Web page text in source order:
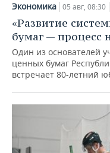
Экономика 05 авг, 08:30
«Развитие
бумаг —
Один из основателей
ценных бумаг
встречает 80-летний